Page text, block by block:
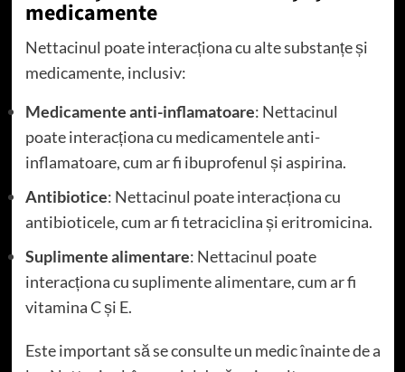
medicamente
Nettacinul poate interacționa cu alte substanțe și
medicamente, inclusiv:
Medicamente anti-inflamatoare: Nettacinul
poate interacționa cu medicamentele anti-
inflamatoare, cum ar fi ibuprofenul și aspirina.
Antibiotice: Nettacinul poate interacționa cu
antibioticele, cum ar fi tetraciclina și eritromicina.
Suplimente alimentare: Nettacinul poate
interacționa cu suplimente alimentare, cum ar fi
vitamina C și E.
Este important să se consulte un medic înainte de a